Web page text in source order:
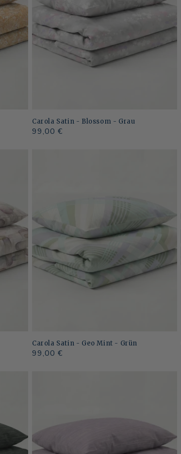
Carola Satin - Blossom - Grau
Normaler
99,00 €
Carola Satin - Geo Mint - Grün
Normaler
99,00 €